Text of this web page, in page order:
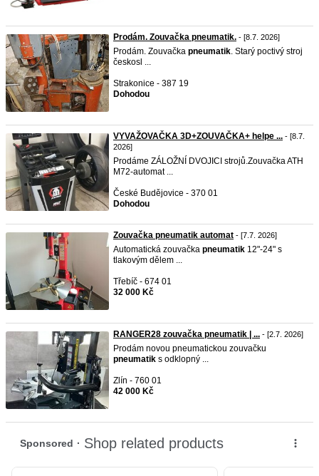
Prodám. Zouvačka pneumatik. - [8.7. 2026]
Prodám. Zouvačka pneumatik. Starý poctivý stroj
českosl ...
Strakonice - 387 19
Dohodou
VYVAŽOVAČKA 3D+ZOUVAČKA+ helpe ... - [8.7.
2026]
Prodáme ZÁLOŽNÍ DVOJICI strojů.Zouvačka ATH
M72-automat ...
České Budějovice - 370 01
Dohodou
Zouvačka pneumatik automat - [7.7. 2026]
Automatická zouvačka pneumatik 12"-24" s
tlakovým dělem ...
Třebíč - 674 01
32 000 Kč
RANGER28 zouvačka pneumatik | ... - [2.7. 2026]
Prodám novou pneumatickou zouvačku
pneumatik s odklopný ...
Zlín - 760 01
42 000 Kč